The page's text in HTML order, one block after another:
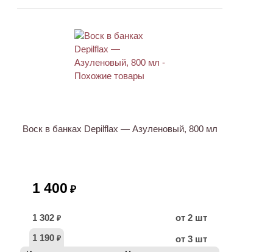
Воск в банках Depilflax — Азуленовый, 800 мл
1 400 ₽
1 302 ₽
от 2 шт
1 190 ₽ от 3 шт